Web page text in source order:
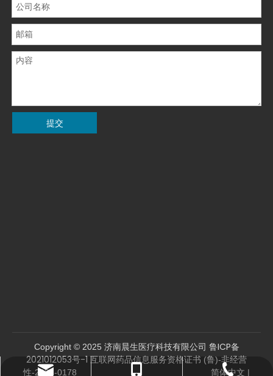
sales04@jngxj.cn
13864134550
0531-81287962
提交
Copyright © 2025 济南晨生医疗科技有限公司 鲁ICP备
2021012053号-1 互联网药品信息服务资格证书 (鲁)-非经营
性-2021-0178 简体中文 |